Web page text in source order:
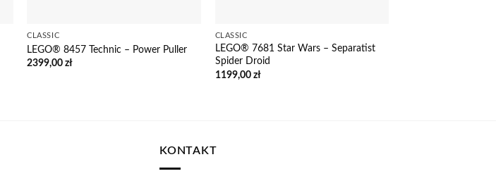
CLASSIC
LEGO® 8457 Technic – Power Puller
2399,00zł
CLASSIC
LEGO® 7681 Star Wars – Separatist
Spider Droid
1199,00 zł
KONTAKT